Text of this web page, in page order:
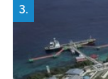
3.